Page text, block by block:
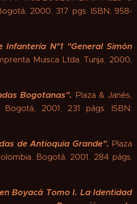
2000, 317 pgs. ISBN: 958-
Infantería N°1 "General Simón
Muisca Ltda. Tunja, 2000,
Bogotanas". Plaza & Janés,
Bogotá, 2001, 231 págs. ISBN:
de Antioquia Grande". Plaza
Bogotá, 2001, 284 págs.
Boyacá Tomo I. La Identidad